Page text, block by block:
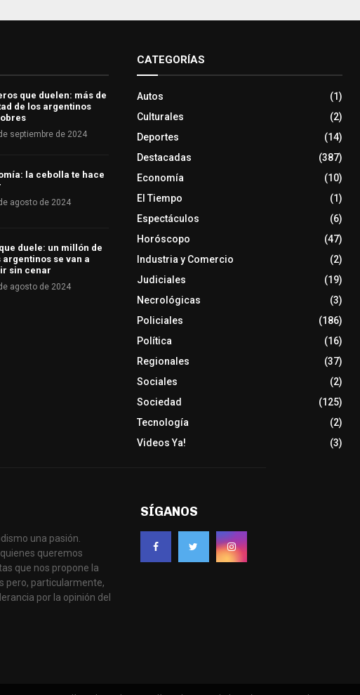
que duelen: más de
de los argentinos
septiembre de 2024
la cebolla te hace
agosto de 2024
duele: un millón de
argentinos se van a
sin cenar
agosto de 2024
CATEGORÍAS
Autos
(1)
Culturales
(2)
Deportes
(14)
Destacadas
(387)
Economía
(10)
El Tiempo
(1)
Espectáculos
(6)
Horóscopo
(47)
Industria y Comercio
(2)
Judiciales
(19)
Necrológicas
(3)
Policiales
(186)
Política
(16)
Regionales
(37)
Sociales
(2)
Sociedad
(125)
Tecnología
(2)
Videos Ya!
(3)
una pasión.
queremos
que nos propone la
pero, particularmente,
por la opinión del
SÍGANOS